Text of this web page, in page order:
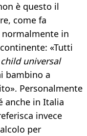
è questo il
come fa
normalmente in
«Tutti
child universal
bambino a
Personalmente
anche in Italia
invece
per